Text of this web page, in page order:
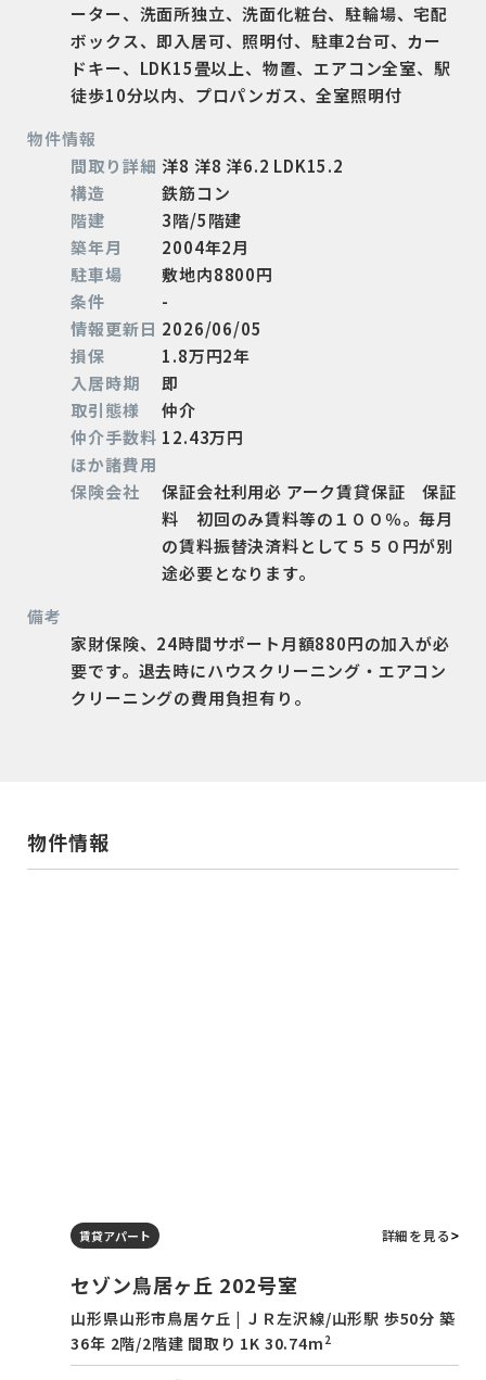
ーター、洗面所独立、洗面化粧台、駐輪場、宅配
ボックス、即入居可、照明付、駐車2台可、カー
ドキー、LDK15畳以上、物置、エアコン全室、駅
徒歩10分以内、プロパンガス、全室照明付
物件情報
間取り詳細 洋8 洋8 洋6.2 LDK15.2
構造
鉄筋コン
階建
3階/5階建
築年月
2004年2月
駐車場
敷地内8800円
条件
-
情報更新日 2026/06/05
損保
1.8万円2年
入居時期
即
取引態様
仲介
仲介手数料 12.43万円
ほか諸費用
保険会社
保証会社利用必 アーク賃貸保証 保証
料 初回のみ賃料等の１００％。毎月
の賃料振替決済料として５５０円が別
途必要となります。
備考
家財保険、24時間サポート月額880円の加入が必
要です。退去時にハウスクリーニング・エアコン
クリーニングの費用負担有り。
物件情報
賃貸アパート 詳細を見る
セゾン鳥居ヶ丘 202号室
山形県山形市鳥居ケ丘 | ＪＲ左沢線/山形駅 歩50分 築
36年 2階/2階建 間取り 1K 30.74m 2